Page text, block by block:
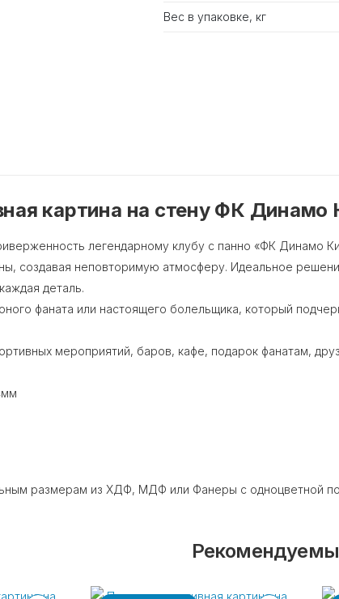
Вес в упаковке, кг
картина на стену ФК
легендарному клубу с панно «ФК Динамо
создавая неповторимую атмосферу. Идеальное
деталь.
фаната или настоящего болельщика, который
мероприятий, баров, кафе, подарок фанатам,
размерам из ХДФ, МДФ или Фанеры с одноцветной